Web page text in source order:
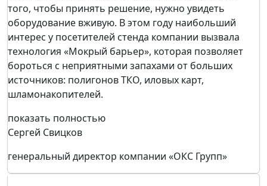
того, чтобы принять решение, нужно увидеть
оборудование вживую. В этом году наибольший
интерес у посетителей стенда компании вызвала
технология «Мокрый барьер», которая позволяет
бороться с неприятными запахами от больших
источников: полигонов ТКО, иловых карт,
шламонакопителей.
показать полностью
Сергей Свицков
генеральный директор компании «ОКС Групп»